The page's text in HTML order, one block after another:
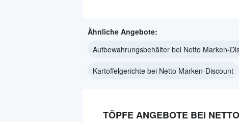
Ähnliche Angebote:
Aufbewahrungsbehälter bei Netto Marken-
Kartoffelgerichte bei Netto Marken-Discount
TÖPFE ANGEBOTE BEI